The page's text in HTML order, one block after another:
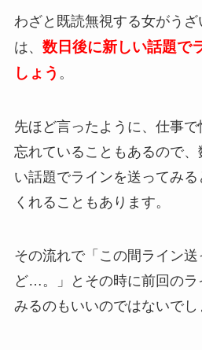
わざと既読無視する女がうざ
は、 数日後に新しい話題で
しょう 。
先ほど言ったように、仕事
忘れていることもあるので
い話題でラインを送ってみ
くれることもあります。
その流れで「この間ライン
ど…。」とその時に前回のラ
みるのもいいのではないでし